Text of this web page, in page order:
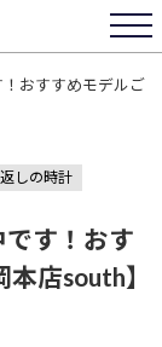
！おすすめモデルご
しの時計
です！おす
店south】